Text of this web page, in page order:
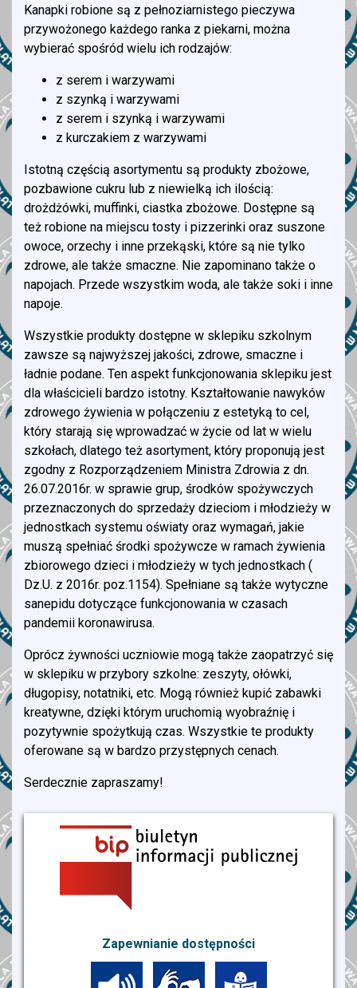
Kanapki robione są z pełnoziarnistego pieczywa
przywożonego każdego ranka z piekarni, można
wybierać spośród wielu ich rodzajów:
z serem i warzywami
z szynką i warzywami
z serem i szynką i warzywami
z kurczakiem z warzywami
Istotną częścią asortymentu są produkty zbożowe,
pozbawione cukru lub z niewielką ich ilością:
drożdżówki, muffinki, ciastka zbożowe. Dostępne są
też robione na miejscu tosty i pizzerinki oraz suszone
owoce, orzechy i inne przekąski, które są nie tylko
zdrowe, ale także smaczne. Nie zapominano także o
napojach. Przede wszystkim woda, ale także soki i inne
napoje.
Wszystkie produkty dostępne w sklepiku szkolnym
zawsze są najwyższej jakości, zdrowe, smaczne i
ładnie podane. Ten aspekt funkcjonowania sklepiku jest
dla właścicieli bardzo istotny. Kształtowanie nawyków
zdrowego żywienia w połączeniu z estetyką to cel,
który starają się wprowadzać w życie od lat w wielu
szkołach, dlatego też asortyment, który proponują jest
zgodny z Rozporządzeniem Ministra Zdrowia z dn.
26.07.2016r. w sprawie grup, środków spożywczych
przeznaczonych do sprzedaży dzieciom i młodzieży w
jednostkach systemu oświaty oraz wymagań, jakie
muszą spełniać środki spożywcze w ramach żywienia
zbiorowego dzieci i młodzieży w tych jednostkach (
Dz.U. z 2016r. poz.1154). Spełniane są także wytyczne
sanepidu dotyczące funkcjonowania w czasach
pandemii koronawirusa.
Oprócz żywności uczniowie mogą także zaopatrzyć się
w sklepiku w przybory szkolne: zeszyty, ołówki,
długopisy, notatniki, etc. Mogą również kupić zabawki
kreatywne, dzięki którym uruchomią wyobraźnię i
pozytywnie spożytkują czas. Wszystkie te produkty
oferowane są w bardzo przystępnych cenach.
Serdecznie zapraszamy!
Zapewnianie dostępności